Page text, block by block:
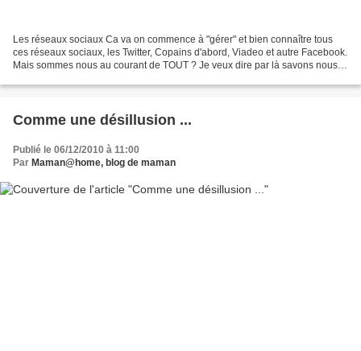
Les réseaux sociaux Ca va on commence à "gérer" et bien connaître tous
ces réseaux sociaux, les Twitter, Copains d'abord, Viadeo et autre Facebook.
Mais sommes nous au courant de TOUT ? Je veux dire par là savons nous à
Comme une désillusion ...
Publié le 06/12/2010 à 11:00
Par Maman@home, blog de maman